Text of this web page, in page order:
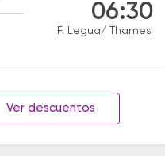
06:30
F. Legua/ Thames
Ver descuentos